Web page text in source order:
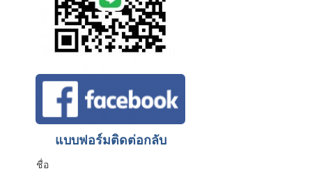
แบบฟอร์มติดต่อกลับ
ชื่อ